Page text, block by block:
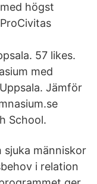
högst
57 likes.
med
Jämför
School.
sjuka människor
i relation